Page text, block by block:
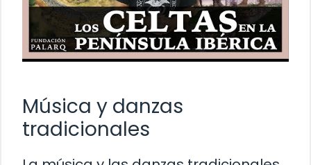
Música y danzas
tradicionales